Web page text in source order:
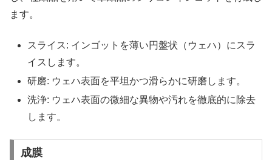
ます。
スライス: インゴットを薄い円盤状（ウェハ）にスラ
イスします。
研磨: ウェハ表面を平坦かつ滑らかに研磨します。
洗浄: ウェハ表面の微細な異物や汚れを徹底的に除去
します。
成膜